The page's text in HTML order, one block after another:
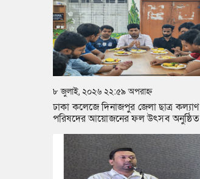
৮ জুলাই, ২০২৬ ২২:৫৯ অপরাহ্ন
ঢাকা কলেজে দিনাজপুর জেলা ছাত্র কল্যাণ
পরিষদের আয়োজনের ফল উৎসব অনুষ্ঠিত